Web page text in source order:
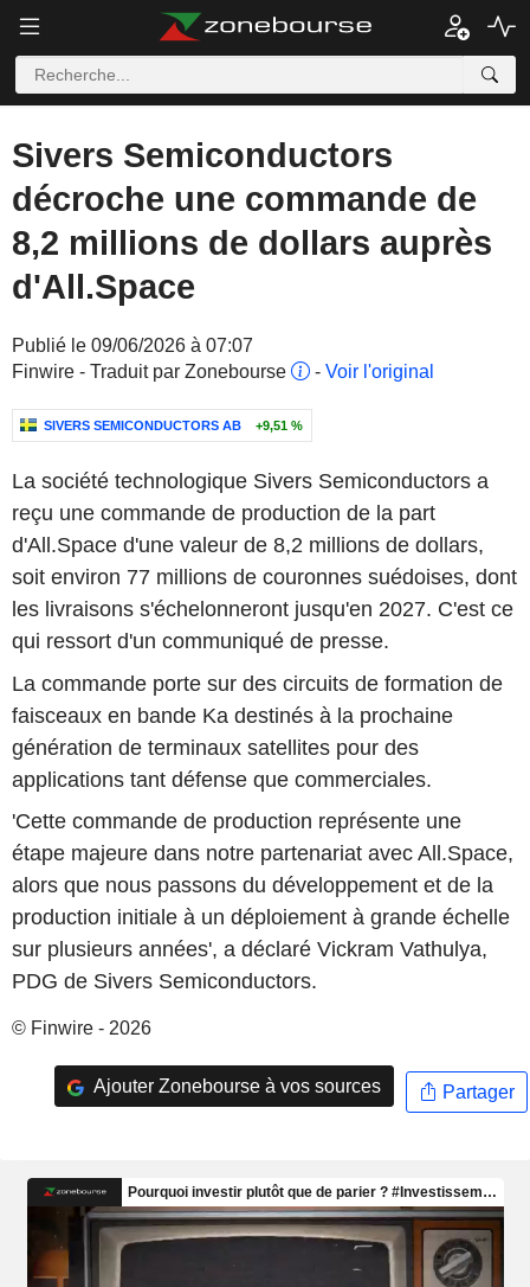
Sivers Semiconductors
décroche une commande de
8,2 millions de dollars auprès
d'All.Space
Publié le 09/06/2026 à 07:07
Finwire - Traduit par Zonebourse
- Voir l'original
SIVERS SEMICONDUCTORS AB +9,51 %
La société technologique Sivers Semiconductors a
reçu une commande de production de la part
d'All.Space d'une valeur de 8,2 millions de dollars,
soit environ 77 millions de couronnes suédoises, dont
les livraisons s'échelonneront jusqu'en 2027. C'est ce
qui ressort d'un communiqué de presse.
La commande porte sur des circuits de formation de
faisceaux en bande Ka destinés à la prochaine
génération de terminaux satellites pour des
applications tant défense que commerciales.
'Cette commande de production représente une
étape majeure dans notre partenariat avec All.Space,
alors que nous passons du développement et de la
production initiale à un déploiement à grande échelle
sur plusieurs années', a déclaré Vickram Vathulya,
PDG de Sivers Semiconductors.
© Finwire - 2026
Ajouter Zonebourse à vos sources Partager